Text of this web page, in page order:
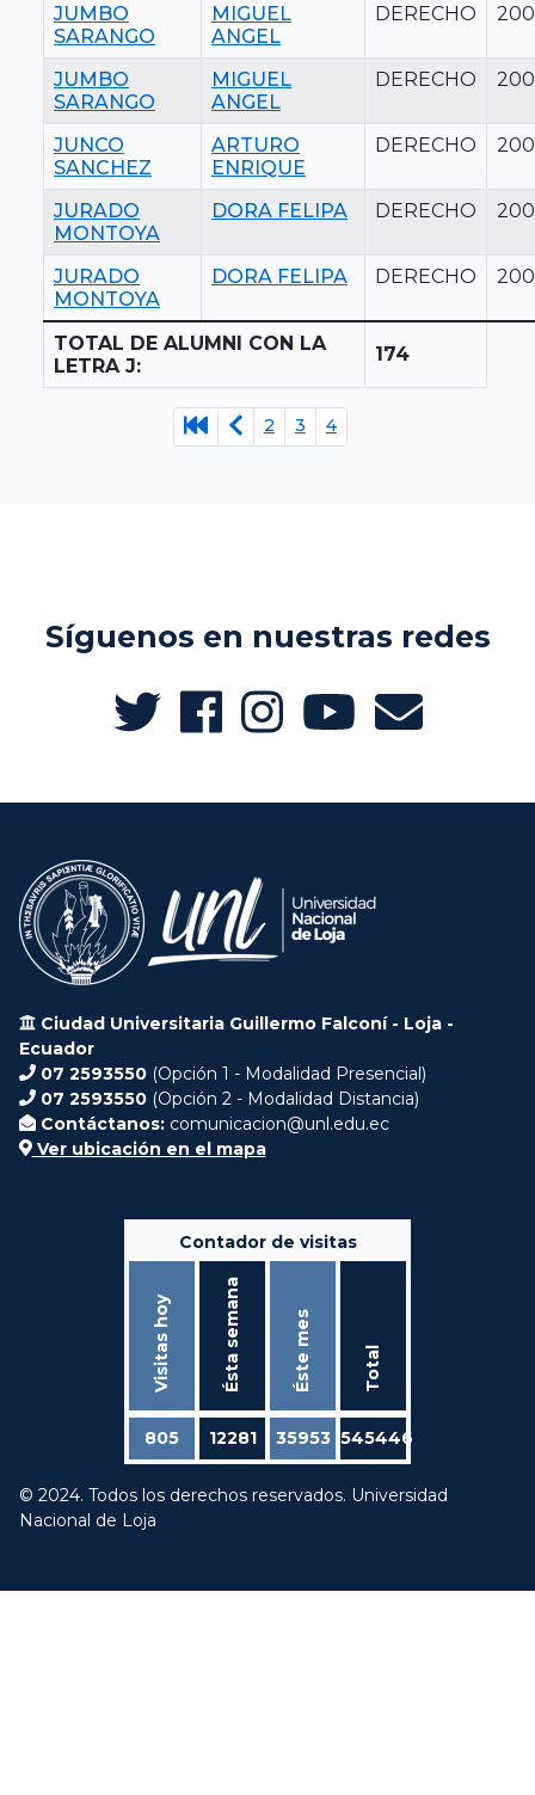
JUMBO
SARANGO
MIGUEL
ANGEL
DERECHO
JUMBO
SARANGO
MIGUEL
ANGEL
DERECHO
JUNCO
SANCHEZ
ARTURO
ENRIQUE
DERECHO
JURADO
MONTOYA
DORA FELIPA DERECHO
JURADO
MONTOYA
DORA FELIPA DERECHO
TOTAL DE ALUMNI CON LA
LETRA J:
174
2 3 4
Síguenos en nuestras redes
Ciudad Universitaria Guillermo Falconí - Loja -
Ecuador
07 2593550 (Opción 1 - Modalidad Presencial)
07 2593550 (Opción 2 - Modalidad Distancia)
Contáctanos: comunicacion@unl.edu.ec
Ver ubicación en el mapa
Contador de visitas
Visitas hoy Ésta semana Éste mes Total
805 12281 35953 545446
© 2024. Todos los derechos reservados. Universidad
Nacional de Loja